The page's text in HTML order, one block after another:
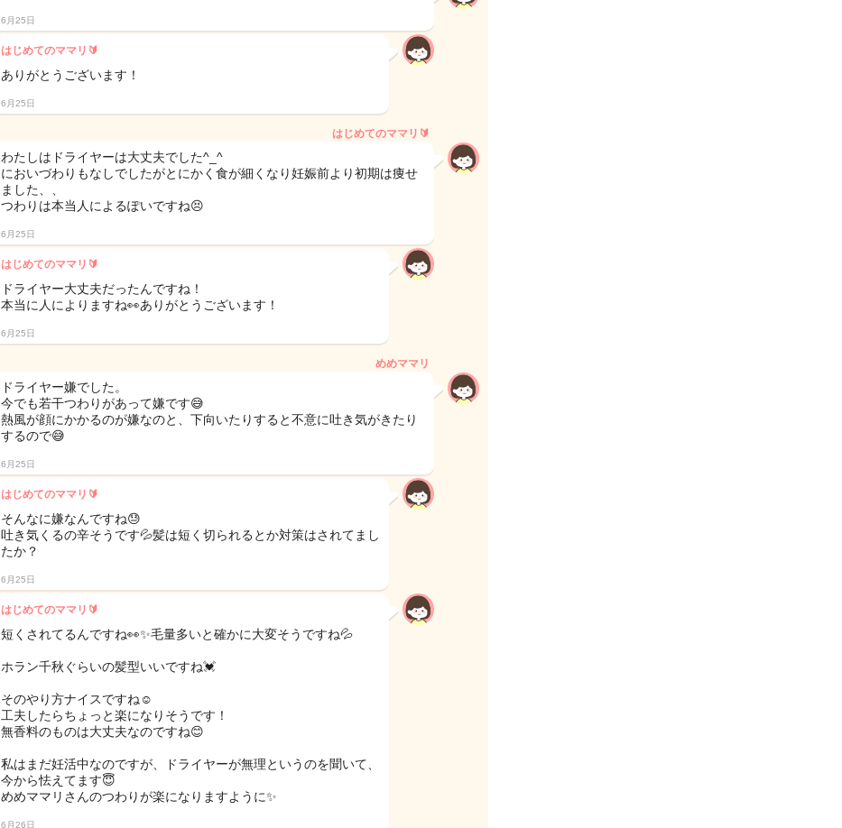
6月25日
はじめてのママリ🔰
ありがとうございます！
6月25日
はじめてのママリ🔰
わたしはドライヤーは大丈夫でした^_^
においづわりもなしでしたがとにかく食が細くなり妊娠前より初期は痩せ
ました、、
つわりは本当人によるぽいですね😣
6月25日
はじめてのママリ🔰
ドライヤー大丈夫だったんですね！
本当に人によりますね👀ありがとうございます！
6月25日
めめママリ
ドライヤー嫌でした。
今でも若干つわりがあって嫌です😅
熱風が顔にかかるのが嫌なのと、下向いたりすると不意に吐き気がきたり
するので😅
6月25日
はじめてのママリ🔰
そんなに嫌なんですね😓
吐き気くるの辛そうです💦髪は短く切られるとか対策はされてまし
たか？
6月25日
はじめてのママリ🔰
短くされてるんですね👀✨毛量多いと確かに大変そうですね💦
ホラン千秋ぐらいの髪型いいですね💓
そのやり方ナイスですね☺️
工夫したらちょっと楽になりそうです！
無香料のものは大丈夫なのですね😊
私はまだ妊活中なのですが、ドライヤーが無理というのを聞いて、
今から怯えてます😇
めめママリさんのつわりが楽になりますように✨
6月26日